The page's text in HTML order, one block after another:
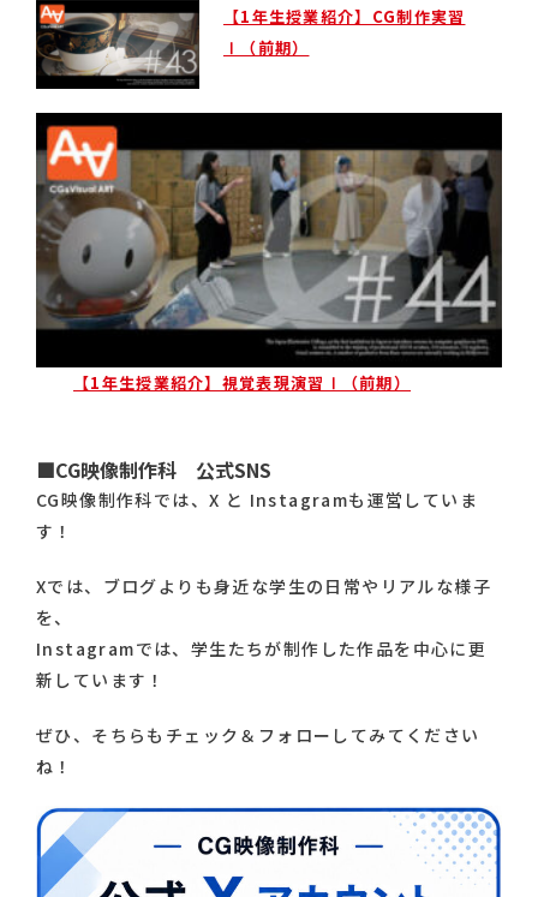
【1年生授業紹介】CG制作実習
Ⅰ（前期）
【1年生授業紹介】視覚表現演習Ⅰ（前期）
■CG映像制作科 公式SNS
CG映像制作科では、X と Instagramも運営していま
す！
Xでは、ブログよりも身近な学生の日常やリアルな様子
を、
Instagramでは、学生たちが制作した作品を中心に更
新しています！
ぜひ、そちらもチェック＆フォローしてみてください
ね！